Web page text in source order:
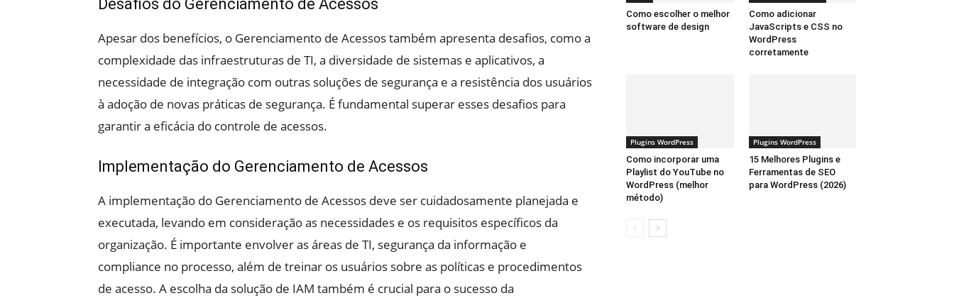
Desafios do Gerenciamento de Acessos
Apesar dos benefícios, o Gerenciamento de Acessos também apresenta desafios, como a
complexidade das infraestruturas de TI, a diversidade de sistemas e aplicativos, a
necessidade de integração com outras soluções de segurança e a resistência dos usuários
à adoção de novas práticas de segurança. É fundamental superar esses desafios para
garantir a eficácia do controle de acessos.
Implementação do Gerenciamento de Acessos
A implementação do Gerenciamento de Acessos deve ser cuidadosamente planejada e
executada, levando em consideração as necessidades e os requisitos específicos da
organização. É importante envolver as áreas de TI, segurança da informação e
compliance no processo, além de treinar os usuários sobre as políticas e procedimentos
de acesso. A escolha da solução de IAM também é crucial para o sucesso da
Como escolher o melhor
software de design
Como adicionar
JavaScripts e CSS no
WordPress
corretamente
Plugins WordPress
Como incorporar uma
Playlist do YouTube no
WordPress (melhor
método)
Plugins WordPress
15 Melhores Plugins e
Ferramentas de SEO
para WordPress (2026)